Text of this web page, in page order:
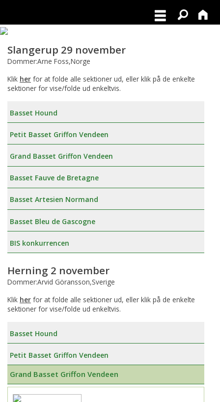
Slangerup 29 november
Dommer:Arne Foss,Norge
Klik her for at folde alle sektioner ud, eller klik på de enkelte
sektioner for vise/folde ud enkeltvis.
Basset Hound
Petit Basset Griffon Vendeen
Grand Basset Griffon Vendeen
Basset Fauve de Bretagne
Basset Artesien Normand
Basset Bleu de Gascogne
BIS konkurrencen
Herning 2 november
Dommer:Arvid Göransson,Sverige
Klik her for at folde alle sektioner ud, eller klik på de enkelte
sektioner for vise/folde ud enkeltvis.
Basset Hound
Petit Basset Griffon Vendeen
Grand Basset Griffon Vendeen